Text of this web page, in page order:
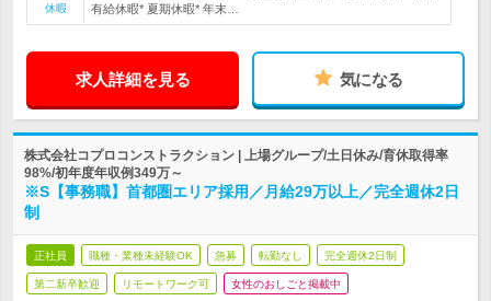
休暇
有給休暇* 夏期休暇* 年末…
求人詳細を見る 気になる
株式会社コプロコンストラクション | 上場グループ/土日休み/育休取得率
98%/初年度年収例349万～
※S【事務職】首都圏エリア採用／月給29万以上／完全週休2日
制
正社員 職種・業種未経験OK 急募 転勤なし 完全週休2日制
第二新卒歓迎 リモートワーク可 女性のおしごと掲載中